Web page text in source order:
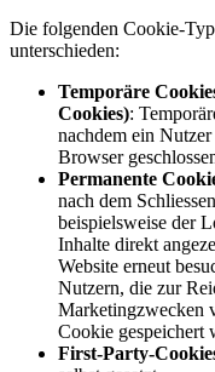
Die folgenden Cookie-
unterschieden:
Temporäre
Cookies):
nachdem ein
Browser
Permanente
nach dem
beispielsweise der
Inhalte direkt
Website erneut
Nutzern, die zur
Marketingzwecken
Cookie gespeichert
First-Party-